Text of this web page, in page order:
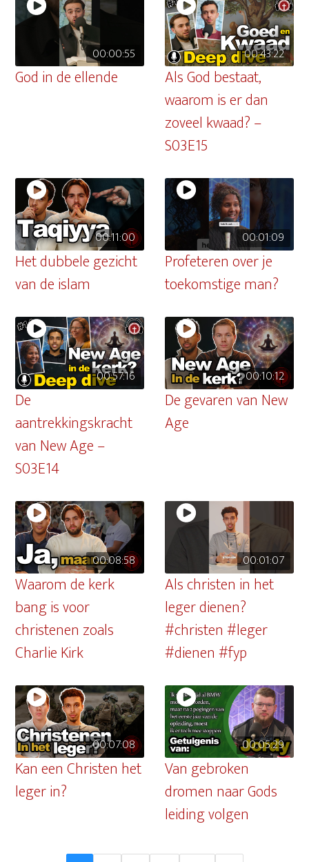
00:00:55
God in de ellende
00:43:22
Als God bestaat,
waarom is er dan
zoveel kwaad? –
S03E15
00:11:00
Het dubbele gezicht
van de islam
00:01:09
Profeteren over je
toekomstige man?
00:57:16
De
aantrekkingskracht
van New Age –
S03E14
00:10:12
De gevaren van New
Age
00:08:58
Waarom de kerk
bang is voor
christenen zoals
Charlie Kirk
00:01:07
Als christen in het
leger dienen?
#christen #leger
#dienen #fyp
00:07:08
Kan een Christen het
leger in?
00:05:29
Van gebroken
dromen naar Gods
leiding volgen